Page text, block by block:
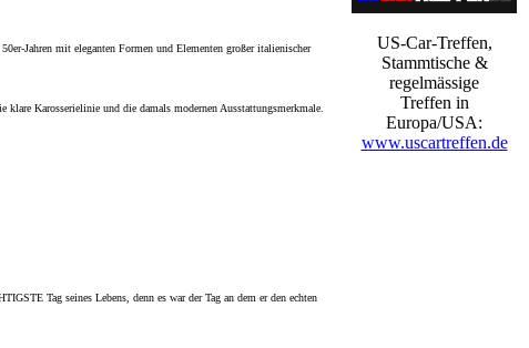
Jahren mit eleganten Formen und Elementen großer italienischer
Karosserielinie und die damals modernen Ausstattungsmerkmale.
Tag seines Lebens, denn es war der Tag an dem er den echten
US-Car-Treffen,
Stammtische &
regelmässige
Treffen in
Europa/USA:
www.uscartreffen.de